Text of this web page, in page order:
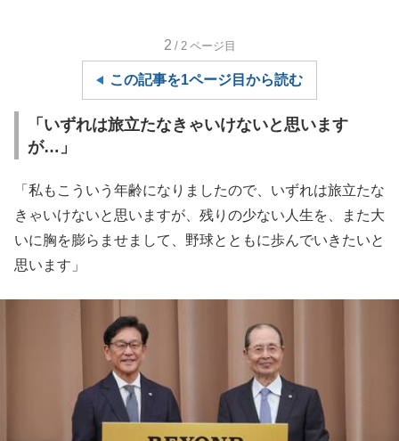
2 /2 ページ目
この記事を1ページ目から読む
「いずれは旅立たなきゃいけないと思います
が…」
「私もこういう年齢になりましたので、いずれは旅立たな
きゃいけないと思いますが、残りの少ない人生を、また大
いに胸を膨らませまして、野球とともに歩んでいきたいと
思います」